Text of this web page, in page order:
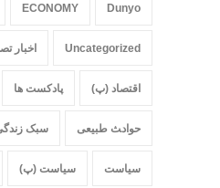
Dunyo
ECONOMY
Uncategorized اخبار
اقتصاد (پ) پادکست ها
حواد‍‍‍ث طبیعی سبک
سیاست سیاست (پ)